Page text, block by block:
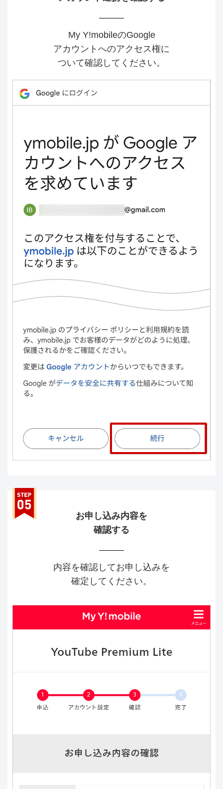
My Y!mobileのGoogle
アカウントへのアクセス権に
ついて確認してください。
お申し込み内容を
確認する
内容を確認してお申し込みを
確定してください。